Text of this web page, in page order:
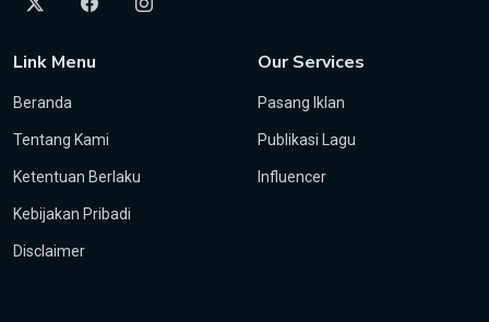
Link Menu
Beranda
Tentang Kami
Ketentuan Berlaku
Kebijakan Pribadi
Disclaimer
Our Services
Pasang Iklan
Publikasi Lagu
Influencer